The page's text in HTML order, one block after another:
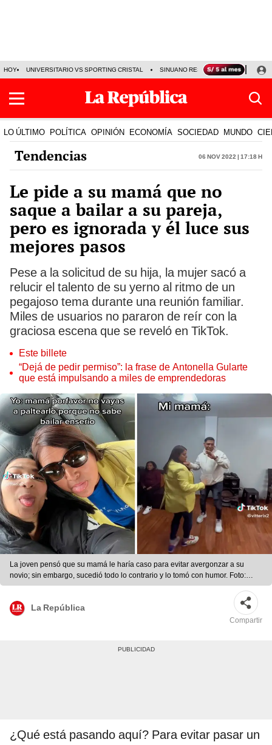
HOY UNIVERSITARIO VS SPORTING CRISTAL SINUANO RESULTADOS HOY
LO ÚLTIMO POLÍTICA OPINIÓN ECONOMÍA SOCIEDAD MUNDO
Tendencias 06 Nov 2022 | 17:18 h
Le pide a su mamá que no
saque a bailar a su pareja,
pero es ignorada y él luce sus
mejores pasos
Pese a la solicitud de su hija, la mujer sacó a
relucir el talento de su yerno al ritmo de un
pegajoso tema durante una reunión familiar.
Miles de usuarios no pararon de reír con la
graciosa escena que se reveló en TikTok.
Este billete
“Dejá de pedir permiso”: la frase de Antonella Gularte
que está impulsando a miles de emprendedoras
La joven pensó que su mamá le haría caso para evitar avergonzar a su
novio; sin embargo, sucedió todo lo contrario y lo tomó con humor. Foto:
composición LR/TikTok/@vitterix2
La República
Compartir
¿Qué está pasando aquí? Para evitar pasar un